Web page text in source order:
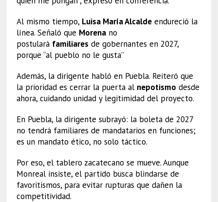
Al mismo tiempo, Luisa María Alcaldeendureció la
línea. Señaló que Morenano
postulará familiares de gobernantes en 2027,
porque “al pueblo no le gusta”
Además, la dirigente habló en Puebla. Reiteró que
la prioridad es cerrar la puerta al nepotismo desde
ahora, cuidando unidad y legitimidad del proyecto.
En Puebla, la dirigente subrayó: la boleta de 2027
no tendrá familiares de mandatarios en funciones;
es un mandato ético, no solo táctico.
Por eso, el tablero zacatecano se mueve. Aunque
Monreal insiste, el partido busca blindarse de
favoritismos, para evitar rupturas que dañen la
competitividad.